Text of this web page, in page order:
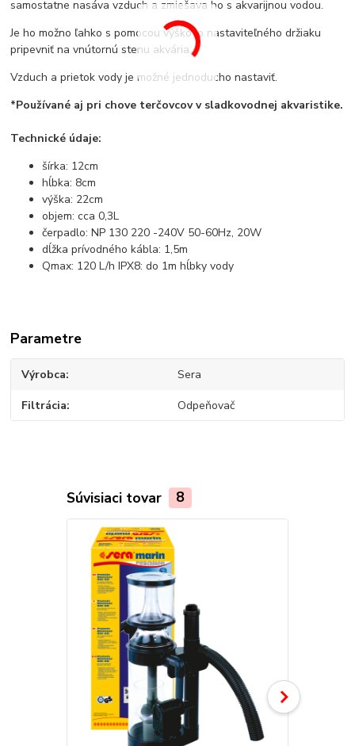
samostatne nasáva vzduch a zmiešava ho s akvarijnou vodou.
Je ho možno ľahko s pomocou výškovo nastaviteľného držiaku
pripevniť na vnútornú stenu akvária.
Vzduch a prietok vody je možné jednoducho nastaviť.
*Používané aj pri chove terčovcov v sladkovodnej akvaristike.
Technické údaje:
šírka: 12cm
hĺbka: 8cm
výška: 22cm
objem: cca 0,3L
čerpadlo: NP 130 220 -240V 50-60Hz, 20W
dĺžka prívodného kábla: 1,5m
Qmax: 120 L/h IPX8: do 1m hĺbky vody
Parametre
Výrobca Sera
Filtrácia Odpeňovač
Súvisiaci tovar 8